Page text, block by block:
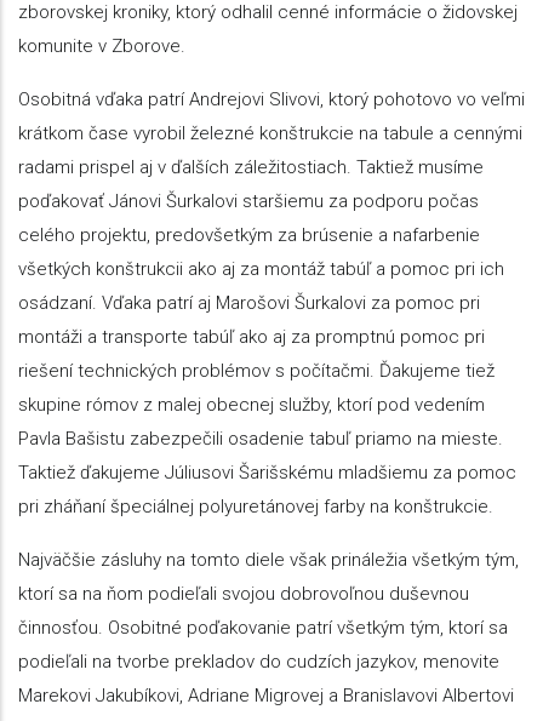
zborovskej kroniky, ktorý odhalil cenné informácie o židovskej
komunite v Zborove.
Osobitná vďaka patrí Andrejovi Slivovi, ktorý pohotovo vo veľmi
krátkom čase vyrobil železné konštrukcie na tabule a cennými
radami prispel aj v ďalších záležitostiach. Taktiež musíme
poďakovať Jánovi Šurkalovi staršiemu za podporu počas
celého projektu, predovšetkým za brúsenie a nafarbenie
všetkých konštrukcii ako aj za montáž tabúľ a pomoc pri ich
osádzaní. Vďaka patrí aj Marošovi Šurkalovi za pomoc pri
montáži a transporte tabúľ ako aj za promptnú pomoc pri
riešení technických problémov s počítačmi. Ďakujeme tiež
skupine rómov z malej obecnej služby, ktorí pod vedením
Pavla Bašistu zabezpečili osadenie tabuľ priamo na mieste.
Taktiež ďakujeme Júliusovi Šarišskému mladšiemu za pomoc
pri zháňaní špeciálnej polyuretánovej farby na konštrukcie.
Najväčšie zásluhy na tomto diele však prináležia všetkým tým,
ktorí sa na ňom podieľali svojou dobrovoľnou duševnou
činnosťou. Osobitné poďakovanie patrí všetkým tým, ktorí sa
podieľali na tvorbe prekladov do cudzích jazykov, menovite
Marekovi Jakubíkovi, Adriane Migrovej a Branislavovi Albertovi